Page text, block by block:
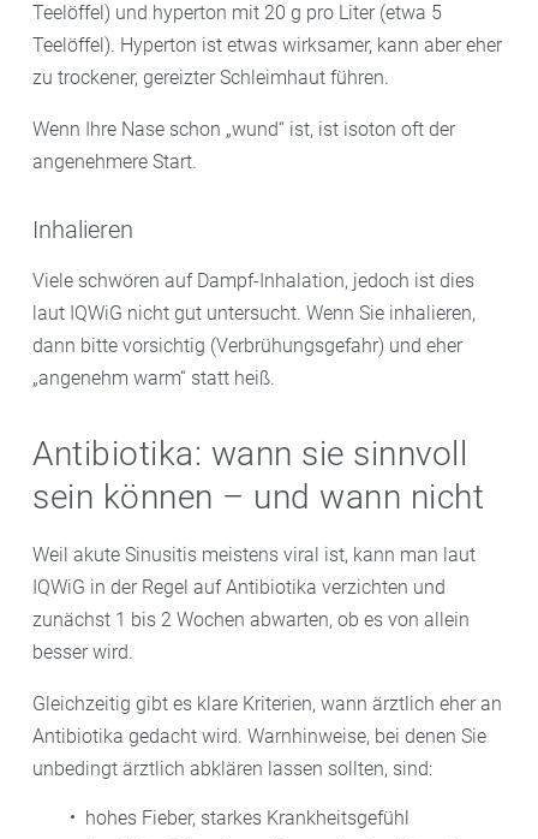
Teelöffel) und hyperton mit 20 g pro Liter (etwa 5
Teelöffel). Hyperton ist etwas wirksamer, kann aber eher
zu trockener, gereizter Schleimhaut führen.
Wenn Ihre Nase schon „wund“ ist, ist isoton oft der
angenehmere Start.
Inhalieren
Viele schwören auf Dampf-Inhalation, jedoch ist dies
laut IQWiG nicht gut untersucht. Wenn Sie inhalieren,
dann bitte vorsichtig (Verbrühungsgefahr) und eher
„angenehm warm“ statt heiß.
Antibiotika: wann sie sinnvoll
sein können – und wann nicht
Weil akute Sinusitis meistens viral ist, kann man laut
IQWiG in der Regel auf Antibiotika verzichten und
zunächst 1 bis 2 Wochen abwarten, ob es von allein
besser wird.
Gleichzeitig gibt es klare Kriterien, wann ärztlich eher an
Antibiotika gedacht wird. Warnhinweise, bei denen Sie
unbedingt ärztlich abklären lassen sollten, sind:
hohes Fieber, starkes Krankheitsgefühl